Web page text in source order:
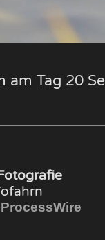
Tag 20
ProcessWire